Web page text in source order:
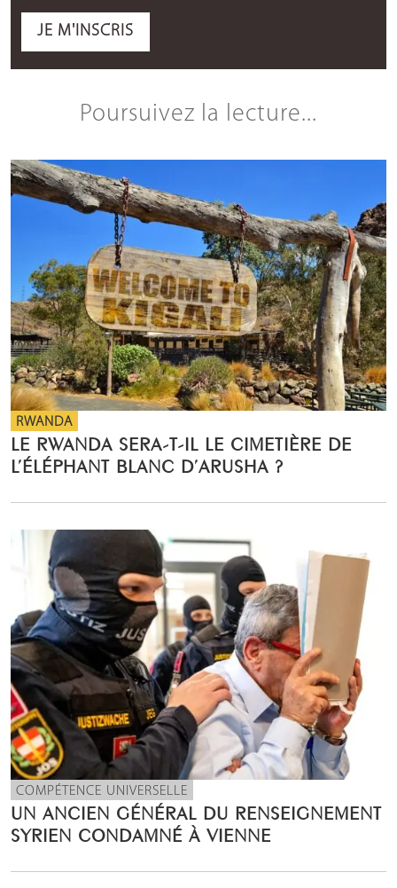
JE M'INSCRIS
Poursuivez la lecture...
RWANDA
LE RWANDA SERA-T-IL LE CIMETIÈRE DE
L’ÉLÉPHANT BLANC D’ARUSHA ?
COMPÉTENCE UNIVERSELLE
UN ANCIEN GÉNÉRAL DU RENSEIGNEMENT
SYRIEN CONDAMNÉ À VIENNE